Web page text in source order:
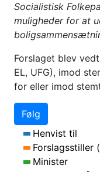
Socialistisk
muligheder for at
Forslaget blev
EL, UFG), imod
for eller imod
Følg
Henvist til
Forslagsstiller
Minister